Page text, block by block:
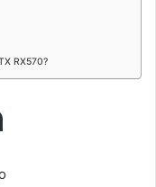
RX570?